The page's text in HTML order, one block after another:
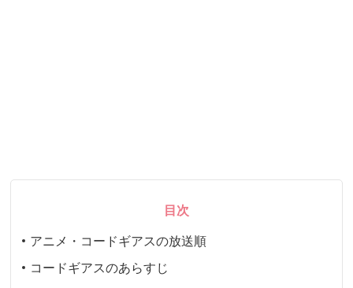
目次
アニメ・コードギアスの放送順
コードギアスのあらすじ